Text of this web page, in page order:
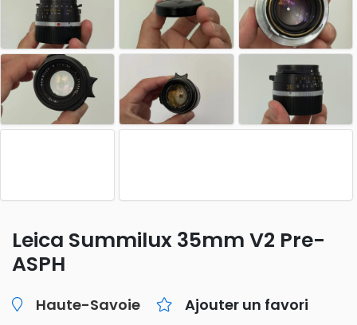
Leica Summilux 35mm V2 Pre-
ASPH
Haute-Savoie Ajouter un favori